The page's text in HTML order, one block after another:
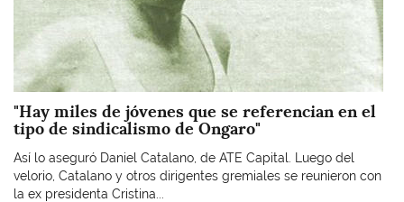
"Hay miles de jóvenes que se referencian en el
tipo de sindicalismo de Ongaro"
Así lo aseguró Daniel Catalano, de ATE Capital. Luego del
velorio, Catalano y otros dirigentes gremiales se reunieron con
la ex presidenta Cristina...